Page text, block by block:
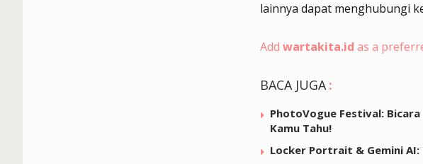
lainnya dapat menghubungi
Add wartakita.id as a
BACA JUGA :
PhotoVogue Festival: Bicara
Kamu Tahu!
Locker Portrait & Gemini